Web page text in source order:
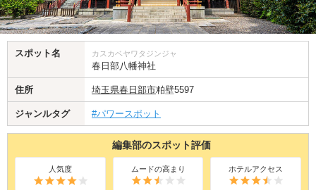
スポット名 カスカベヤワタジンジャ
春日部八幡神社
住所 埼玉県春日部市粕壁5597
ジャンルタグ #パワースポット
編集部のスポット評価
人気度 ムードの高まり ホテルアクセス